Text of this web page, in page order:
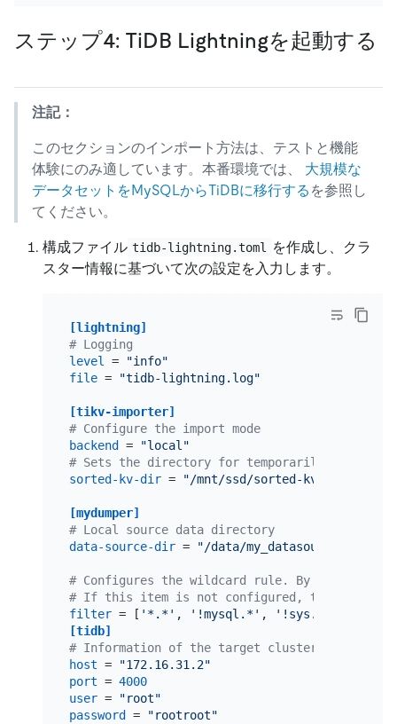
ステップ4: TiDB Lightningを起動する
注記：
このセクションのインポート方法は、テストと機能
体験にのみ適しています。本番環境では、 大規模な
データセットをMySQLからTiDBに移行する を参照し
てください。
構成ファイル tidb-lightning.toml
を作成し、クラ
スター情報に基づいて次の設定を入力します。
[lightning]
# Logging
level =
"info"
file = "tidb-lightning.log"
[tikv-importer]
# Configure the import mode
backend =
"local"
# Sets the directory for temporarily storing
sorted-kv-dir = "/mnt/ssd/sorted-kv-dir"
[mydumper]
# Local source data directory
data-source-dir = "/data/my_datasource/"
# Configures the wildcard rule. By default, all tables
# If this item is not configured, the "cannot
filter = [ '*.*' , '!mysql.*' , '!sys.*'
[tidb]
# Information of the target cluster
host =
"172.16.31.2"
port = 4000
user =
"root"
password =
"rootroot"